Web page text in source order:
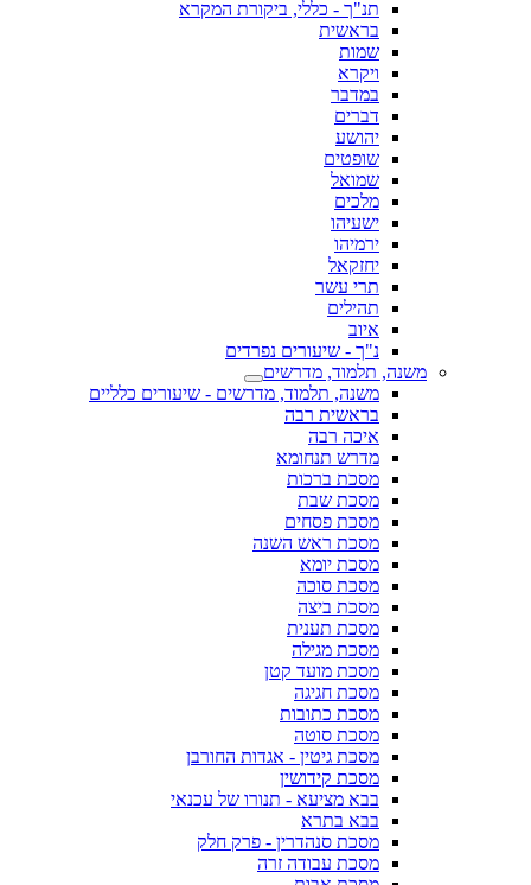
תנ"ך - כללי, ביקורת המקרא
בראשית
שמות
ויקרא
במדבר
דברים
יהושע
שופטים
שמואל
מלכים
ישעיהו
ירמיהו
יחזקאל
תרי עשר
תהילים
איוב
נ"ך - שיעורים נפרדים
משנה, תלמוד, מדרשים
משנה, תלמוד, מדרשים - שיעורים כלליים
בראשית רבה
איכה רבה
מדרש תנחומא
מסכת ברכות
מסכת שבת
מסכת פסחים
מסכת ראש השנה
מסכת יומא
מסכת סוכה
מסכת ביצה
מסכת תענית
מסכת מגילה
מסכת מועד קטן
מסכת חגיגה
מסכת כתובות
מסכת סוטה
מסכת גיטין - אגדות החורבן
מסכת קידושין
בבא מציעא - תנורו של עכנאי
בבא בתרא
מסכת סנהדרין - פרק חלק
מסכת עבודה זרה